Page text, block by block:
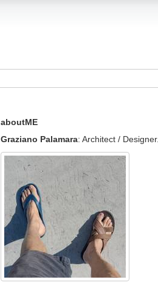
aboutME
Graziano Palamara: Architect / Designer.